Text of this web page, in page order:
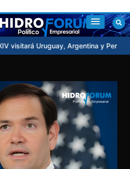
Uruguay, Argentina y Perú en